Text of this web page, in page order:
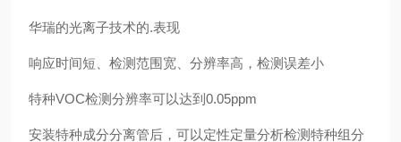
华瑞的光离子技术的.表现
响应时间短、检测范围宽、分辨率高，检测误差小
特种VOC检测分辨率可以达到0.05ppm
安装特种成分分离管后，可以定性定量分析检测特种组分